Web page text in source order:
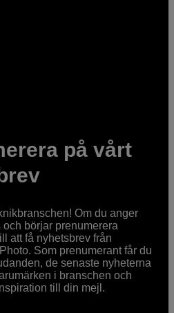
på vårt
Om du anger
börjar prenumerera
att få nyhetsbrev från
Som prenumerant får du
de senaste nyheterna
i branschen och
till din mejl.